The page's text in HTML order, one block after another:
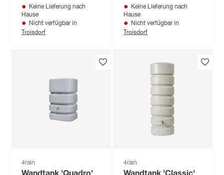
Keine Lieferung nach
Hause
Nicht verfügbar in
Troisdorf
Keine Lieferung nach
Hause
Nicht verfügbar in
Troisdorf
4rain 4rain